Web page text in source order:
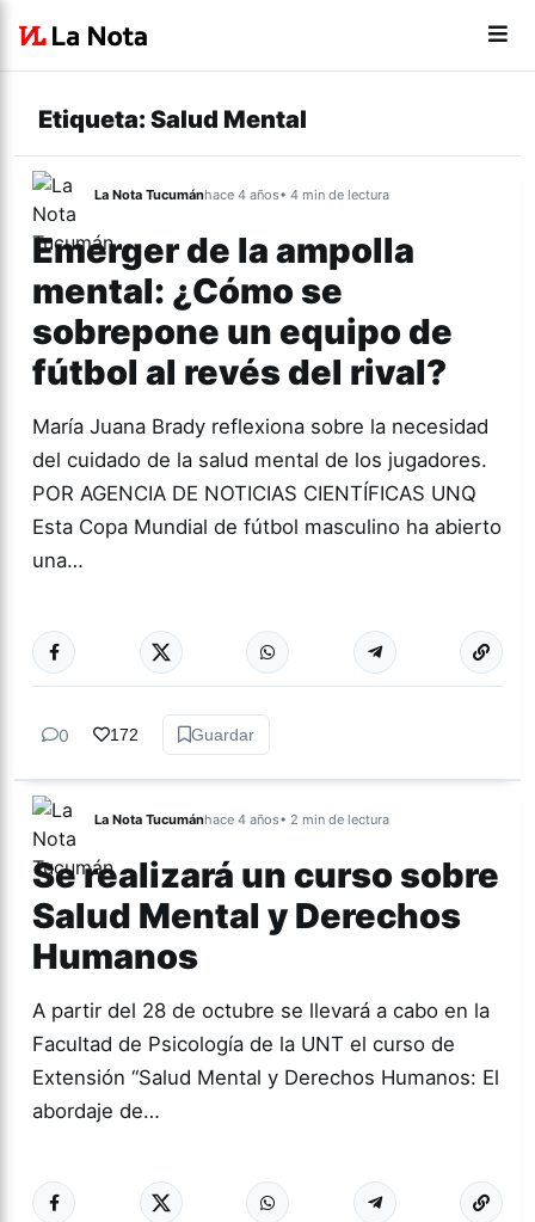
Etiqueta: Salud Mental
La Nota Tucumánhace 4 años• 4 min de lectura
Emerger de la ampolla
mental: ¿Cómo se
sobrepone un equipo de
fútbol al revés del rival?
María Juana Brady reflexiona sobre la necesidad
del cuidado de la salud mental de los jugadores.
POR AGENCIA DE NOTICIAS CIENTÍFICAS UNQ
Esta Copa Mundial de fútbol masculino ha abierto
una…
ACTUALIDAD Más
0 172 Guardar
La Nota Tucumánhace 4 años• 2 min de lectura
Se realizará un curso sobre
Salud Mental y Derechos
Humanos
A partir del 28 de octubre se llevará a cabo en la
Facultad de Psicología de la UNT el curso de
Extensión “Salud Mental y Derechos Humanos: El
abordaje de…
TUCUMÁN Más